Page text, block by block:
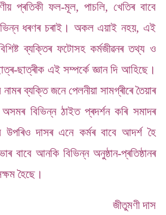
প্ৰতিকী ফল-মূল, পাচলি, খেতিৰ বাবে
ধৰণৰ চৰাই। অকল এয়াই নহয়, এই
ব্যক্তিৰ ফটোসহ কৰ্মজীৱনৰ তথ্য ও
ছাত্ৰীক এই সম্পৰ্কে জ্ঞান দি আহিছে।
নামৰ ব্যক্তি জনে পেলনীয়া সামগ্ৰীৰে তৈয়াৰ
অসমৰ বিভিন্ন ঠাইত প্ৰদৰ্শন কৰি সমাদৰ
উপৰিও দাসৰ এনে কৰ্মৰ বাবে আদৰ্শ হৈ
বাবে আনকি বিভিন্ন অনুষ্ঠান-প্ৰতিষ্ঠানৰ
হৈছে।
জীতুমণী দাস